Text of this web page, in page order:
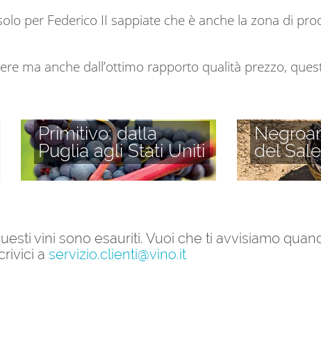
per Federico II sappiate che è anche la zona di
ma anche dall’ottimo rapporto qualità prezzo,
Primitivo: dalla
Puglia agli Stati Uniti
del
vini sono esauriti. Vuoi che ti avvisiamo
a servizio.clienti@vino.it